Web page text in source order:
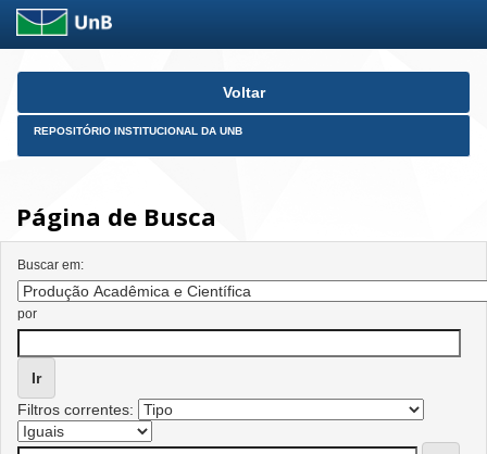
Skip
Voltar
REPOSITÓRIO INSTITUCIONAL DA UNB
Página de Busca
Buscar em:
por
Filtros correntes: